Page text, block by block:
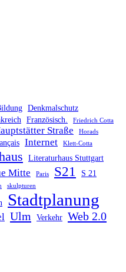
Denkmalschutz
Französisch. Friedrich Cotta
Straße Horads
Internet Klett-Cotta
Literaturhaus Stuttgart
Mitte Paris S21 S 21
skulpturen
Stadtplanung
Ulm Verkehr Web 2.0